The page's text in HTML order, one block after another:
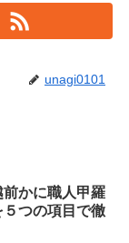
unagi0101
前かに職人甲羅
つの項目で徹